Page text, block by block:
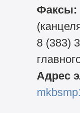
Факсы:
8 (383)
Адрес